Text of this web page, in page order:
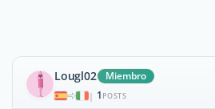
Lougl02 Miembro
| 1 POSTS